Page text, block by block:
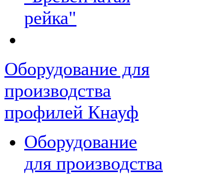
рейка"
Оборудование для
производства
профилей Кнауф
Оборудование
для производства